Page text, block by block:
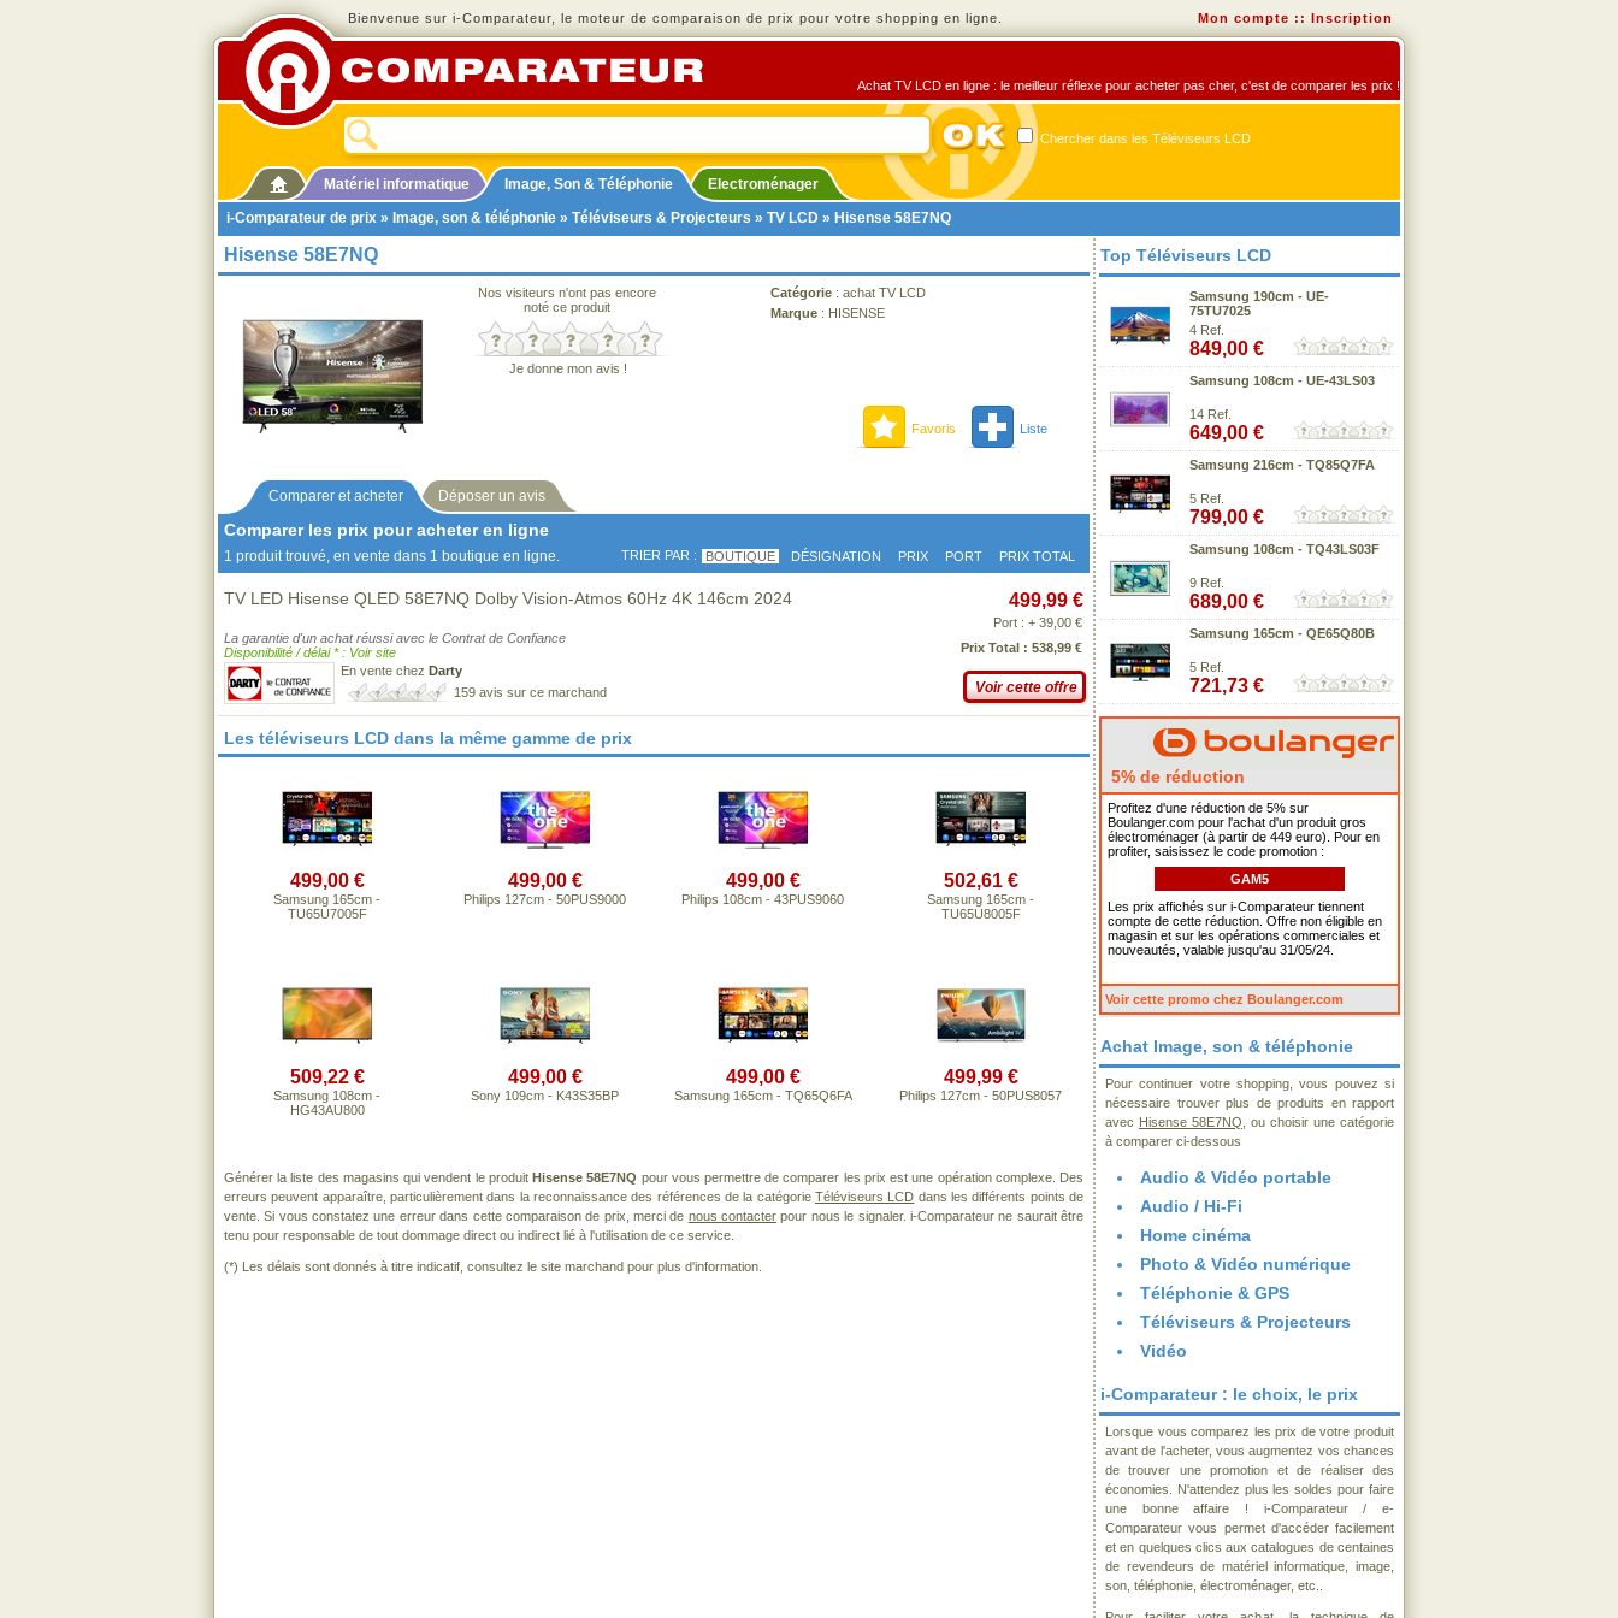
Bienvenue sur i-Comparateur, le moteur de comparaison de prix pour votre shopping en ligne. Mon compte :: Inscription
Achat TV LCD en ligne : le meilleur réflexe pour acheter pas cher, c'est de comparer les prix !
Chercher dans les Téléviseurs LCD
Matériel informatique Image, Son & Téléphonie
Electroménager
i-Comparateur de prix » Image, son & téléphonie » Téléviseurs & Projecteurs » TV LCD » Hisense 58E7NQ
Hisense 58E7NQ
Nos visiteurs n'ont pas encore
noté ce produit
Je donne mon avis !
Catégorie : achat TV LCD
Marque : HISENSE
Favoris Liste
Comparer et acheter Déposer un avis
Comparer les prix pour acheter en ligne
1 produit trouvé, en vente dans 1 boutique en ligne. TRIER PAR : BOUTIQUE DÉSIGNATION PRIX PORT PRIX TOTAL
TV LED Hisense QLED 58E7NQ Dolby Vision-Atmos 60Hz 4K 146cm 2024
La garantie d'un achat réussi avec le Contrat de Confiance
Disponibilité / délai * : Voir site
En vente chez Darty
159 avis sur ce marchand
499,99 €
Port : + 39,00 €
Prix Total : 538,99 €
Voir cette offre
Les téléviseurs LCD dans la même gamme de prix
499,00 €
Samsung 165cm -
TU65U7005F
499,00 €
Philips 127cm - 50PUS9000
499,00 €
Philips 108cm - 43PUS9060
502,61 €
Samsung 165cm -
TU65U8005F
509,22 €
Samsung 108cm -
HG43AU800
499,00 €
Sony 109cm - K43S35BP
499,00 €
Samsung 165cm - TQ65Q6FA
499,99 €
Philips 127cm - 50PUS8057
Générer la liste des magasins qui vendent le produitHisense 58E7NQ pour vous permettre de comparer les prix est une opération complexe. Des
erreurs peuvent apparaître, particulièrement dans la reconnaissance des références de la catégorie Téléviseurs LCD dans les différents points de
vente. Si vous constatez une erreur dans cette comparaison de prix, merci de nous contacter pour nous le signaler. i-Comparateur ne saurait être
tenu pour responsable de tout dommage direct ou indirect lié à l'utilisation de ce service.
(*) Les délais sont donnés à titre indicatif, consultez le site marchand pour plus d'information.
Top Téléviseurs LCD
Samsung 190cm - UE-
75TU7025
4 Ref.
849,00 €
Samsung 108cm - UE-43LS03
14 Ref.
649,00 €
Samsung 216cm - TQ85Q7FA
5 Ref.
799,00 €
Samsung 108cm - TQ43LS03F
9 Ref.
689,00 €
Samsung 165cm - QE65Q80B
5 Ref.
721,73 €
5% de réduction
Profitez d'une réduction de 5% sur
Boulanger.com pour l'achat d'un produit gros
électroménager (à partir de 449 euro). Pour en
profiter, saisissez le code promotion :
GAM5
Les prix affichés sur i-Comparateur tiennent
compte de cette réduction. Offre non éligible en
magasin et sur les opérations commerciales et
nouveautés, valable jusqu'au 31/05/24.
Voir cette promo chez Boulanger.com
Achat Image, son & téléphonie
Pour continuer votre shopping, vous pouvez si
nécessaire trouver plus de produits en rapport
avec Hisense 58E7NQ , ou choisir une catégorie
à comparer ci-dessous
Audio & Vidéo portable
Audio / Hi-Fi
Home cinéma
Photo & Vidéo numérique
Téléphonie & GPS
Téléviseurs & Projecteurs
Vidéo
i-Comparateur : le choix, le prix
Lorsque vous comparez les prix de votre produit
avant de l'acheter, vous augmentez vos chances
de trouver une promotion et de réaliser des
économies. N'attendez plus les soldes pour faire
une bonne affaire ! i-Comparateur / e-
Comparateur vous permet d'accéder facilement
et en quelques clics aux catalogues de centaines
de revendeurs de matériel informatique, image,
son, téléphonie, électroménager, etc..